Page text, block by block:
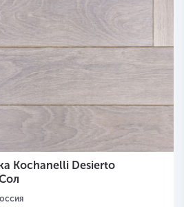
Kochanelli Desierto